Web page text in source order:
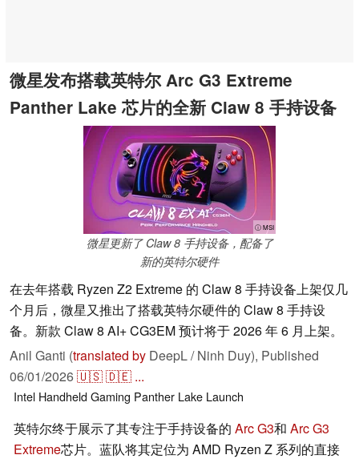
微星发布搭载英特尔 Arc G3 Extreme
Panther Lake 芯片的全新 Claw 8 手持设备
ⓘ MSI
微星更新了 Claw 8 手持设备，配备了
新的英特尔硬件
在去年搭载 Ryzen Z2 Extreme 的 Claw 8 手持设备上架仅几
个月后，微星又推出了搭载英特尔硬件的 Claw 8 手持设
备。新款 Claw 8 AI+ CG3EM 预计将于 2026 年 6 月上架。
Anil Ganti (translated by DeepL / Ninh Duy), Published
06/01/2026🇺🇸🇩🇪 ...
Intel HandheldGaming Panther Lake Launch
英特尔终于展示了其专注于手持设备的 Arc G3和 Arc G3
Extreme芯片。蓝队将其定位为 AMD Ryzen Z 系列的直接